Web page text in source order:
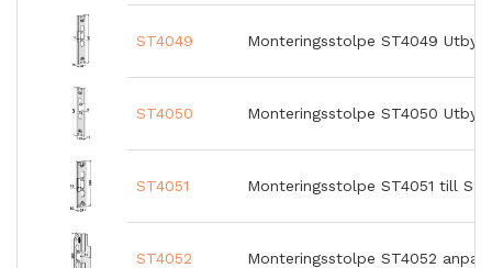
ST4049 Monteringsstolpe ST4049
ST4050 Monteringsstolpe ST4050
ST4051 Monteringsstolpe ST4051 till
ST4052 Monteringsstolpe ST4052